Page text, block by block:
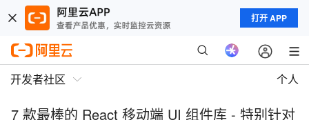
打开 APP
开发者社区 个人
7 款最棒的 React 移动端 UI 组件库 - 特别针对